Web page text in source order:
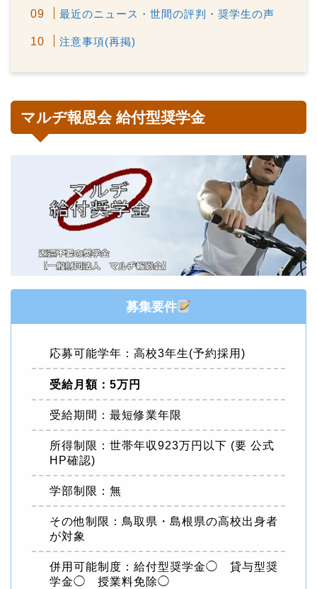
最近のニュース・世間の評判・奨学生の声
注意事項(再掲)
マルヂ報恩会 給付型奨学金
募集要件
応募可能学年：高校3年生(予約採用)
受給月額：5万円
受給期間：最短修業年限
所得制限：世帯年収923万円以下 (要 公式
HP確認)
学部制限：無
その他制限：鳥取県・島根県の高校出身者
が対象
併用可能制度：給付型奨学金◯ 貸与型奨
学金◯ 授業料免除◯